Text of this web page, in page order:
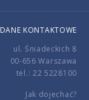
DANE KONTAKTOWE
ul. Śniadeckich 8
00-656 Warszawa
tel.: 22 5228100
Jak dojechać?